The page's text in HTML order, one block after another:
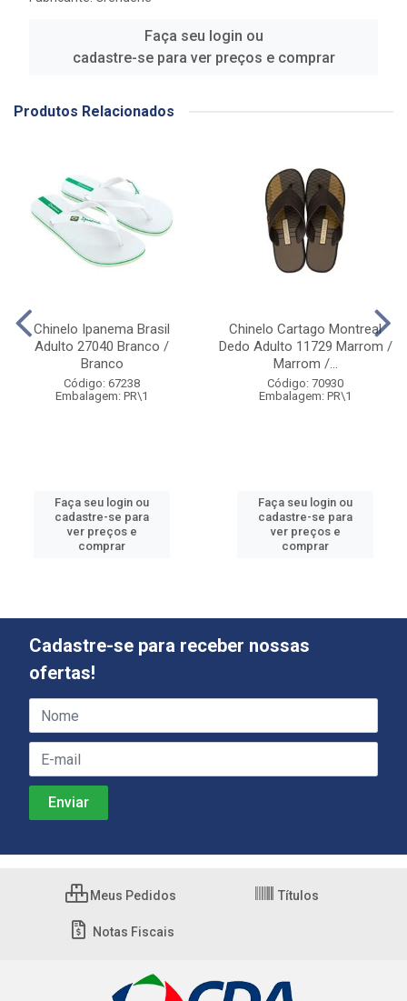
Faça seu login ou
cadastre-se para ver preços e comprar
Produtos Relacionados
Chinelo Ipanema Brasil
Adulto 27040 Branco /
Branco
Código: 67238
Embalagem: PR\1
Faça seu login ou
cadastre-se para
ver preços e
comprar
Chinelo Cartago Montreal
Dedo Adulto 11729 Marrom /
Marrom /...
Código: 70930
Embalagem: PR\1
Faça seu login ou
cadastre-se para
ver preços e
comprar
Cadastre-se para receber nossas
ofertas!
Meus Pedidos Títulos
Notas Fiscais